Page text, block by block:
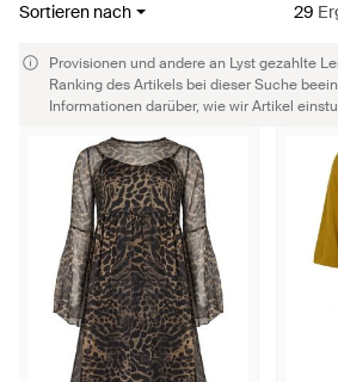
Sortieren nach 29
Provisionen und andere an Lyst gezahlte
Ranking des Artikels bei dieser Suche
Informationen darüber, wie wir Artikel